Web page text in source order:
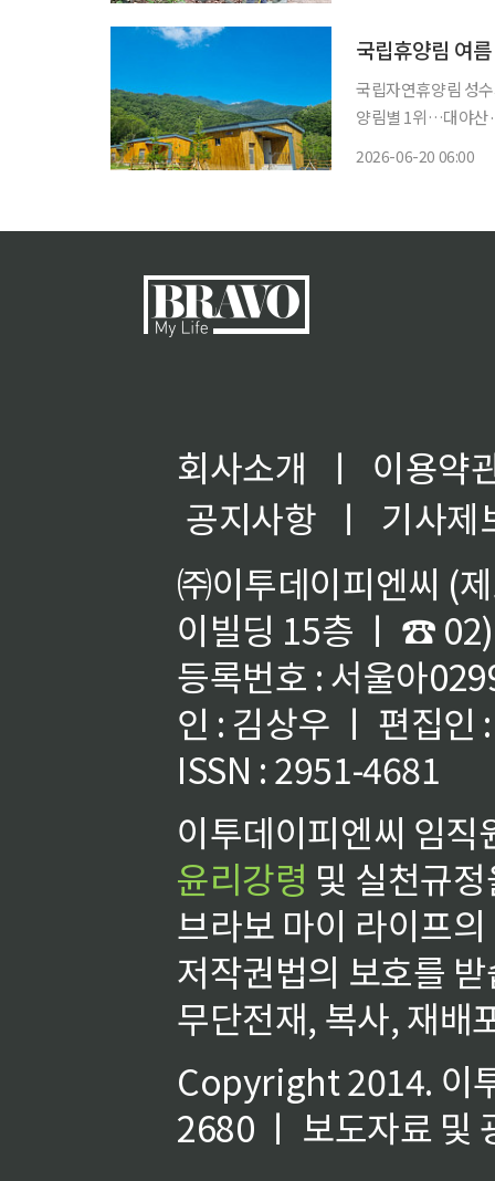
국립휴양림 여
국립자연휴양림 성
양림별 1위…대야산
2026-06-20 06:00
회사소개 ㅣ
이용약
공지사항
ㅣ
기사제
㈜이투데이피엔씨 (
이빌딩 15층 ㅣ ☎
등록번호 : 서울아
인 : 김상우 ㅣ 편집인
ISSN : 2951-4681
이투데이피엔씨 임
윤리강령 및 실천규
브라보 마이 라이프
저작권법의 보호를
무단전재, 복사, 재배
Copyright 2014. 이
2680 ㅣ 보도자료